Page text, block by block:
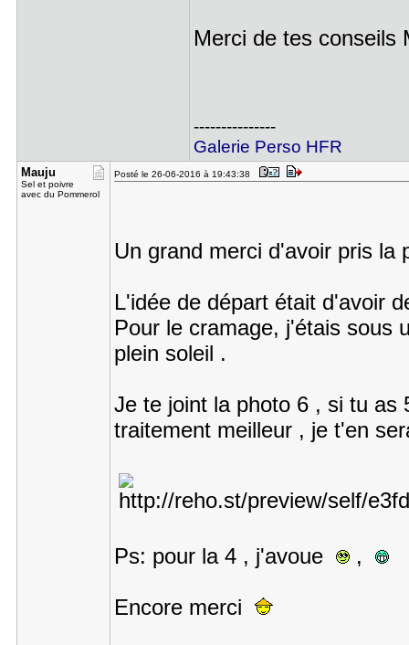
Merci de tes conseils
---------------
Galerie Perso HFR
Mauju
Sel et poivre
avec du Pommerol
Posté le 26-06-2016 à 19:43:38
Un grand merci d'avoir pris
L'idée de départ était d'avoir
Pour le cramage, j'étais sous
plein soleil .
Je te joint la photo 6 , si tu as
traitement meilleur , je t'en
Ps: pour la 4 , j'avoue ,
Encore merci